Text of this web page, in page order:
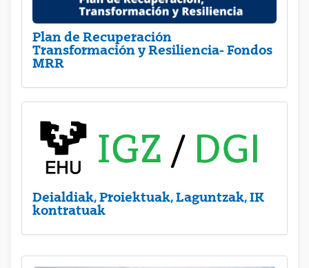
Plan de Recuperación
Transformación y Resiliencia- Fondos
MRR
Deialdiak, Proiektuak, Laguntzak, IK
kontratuak